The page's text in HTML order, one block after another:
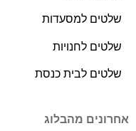
למסעדות
לחנויות
לבית כנסת
מהבלוג